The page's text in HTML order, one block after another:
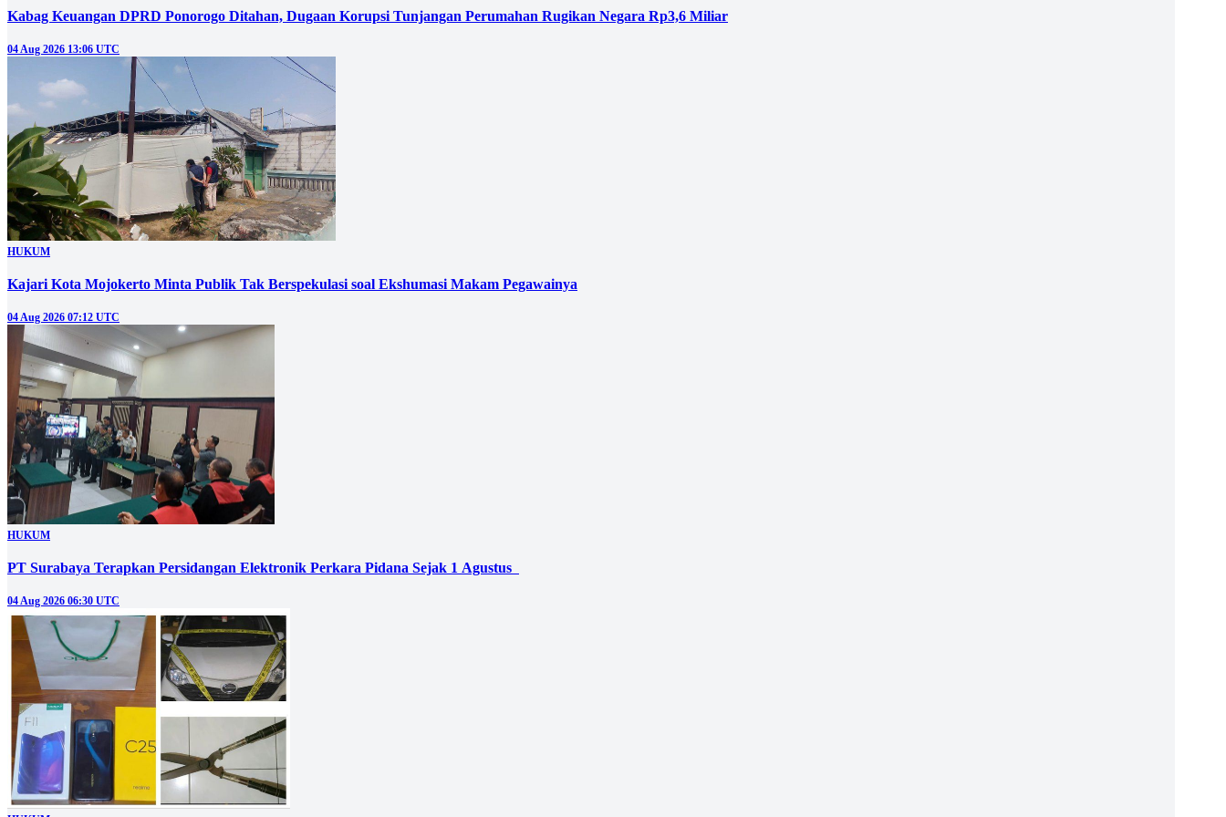
Kabag Keuangan DPRD Ponorogo Ditahan, Dugaan Korupsi Tunjangan Perumahan Rugikan Negara Rp3,6 Miliar
04 Aug 2026 13:06 UTC
HUKUM
Kajari Kota Mojokerto Minta Publik Tak Berspekulasi soal Ekshumasi Makam Pegawainya
04 Aug 2026 07:12 UTC
HUKUM
PT Surabaya Terapkan Persidangan Elektronik Perkara Pidana Sejak 1 Agustus
04 Aug 2026 06:30 UTC